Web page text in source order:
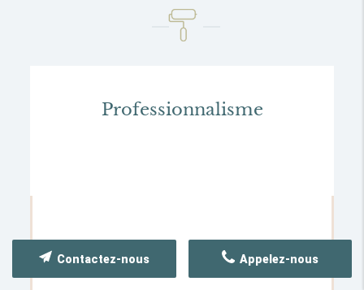
Professionnalisme
Appelez-nous
Contactez-nous